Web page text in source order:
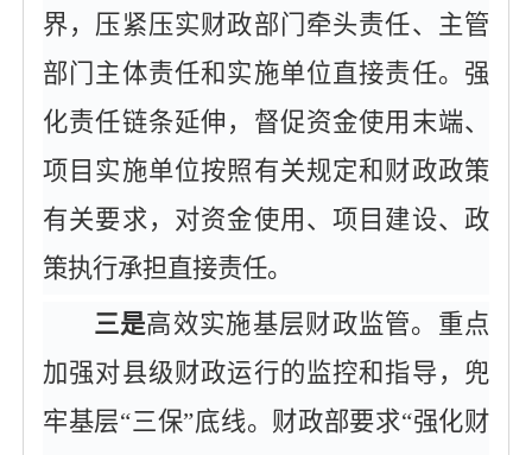
界，压紧压实财政部门牵头责任、主管
部门主体责任和实施单位直接责任。强
化责任链条延伸，督促资金使用末端、
项目实施单位按照有关规定和财政政策
有关要求，对资金使用、项目建设、政
策执行承担直接责任。
三是高效实施基层财政监管。重点
加强对县级财政运行的监控和指导，兜
牢基层“三保”底线。财政部要求“强化财